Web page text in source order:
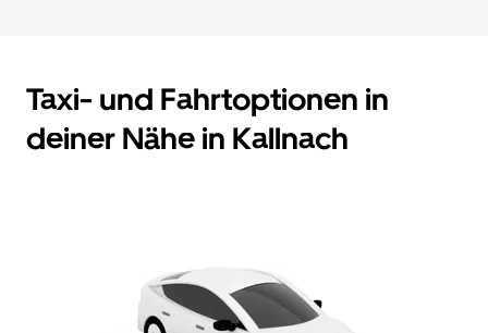
Taxi- und Fahrtoptionen in
deiner Nähe in Kallnach